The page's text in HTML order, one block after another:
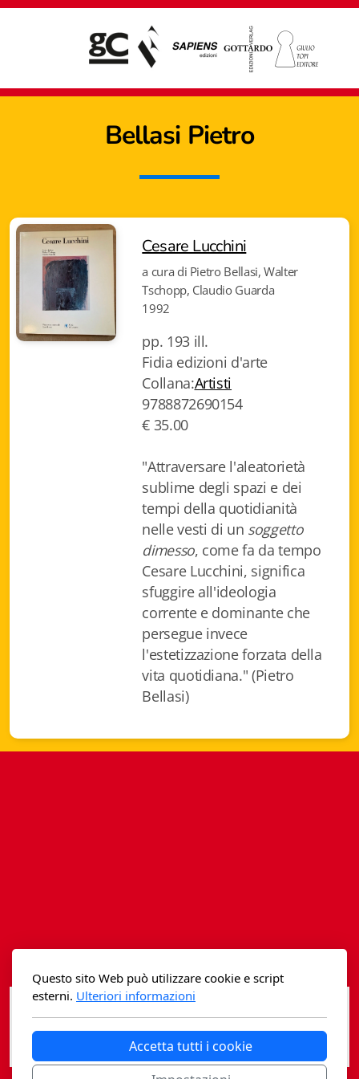
Bellasi Pietro
Cesare Lucchini
a cura di Pietro Bellasi, Walter
Tschopp, Claudio Guarda
1992
pp. 193 ill.
Fidia edizioni d'arte
Collana:Artisti
9788872690154
€ 35.00
"Attraversare l'aleatorietà
sublime degli spazi e dei
tempi della quotidianità
nelle vesti di un soggetto
dimesso, come fa da tempo
Cesare Lucchini, significa
sfuggire all'ideologia
corrente e dominante che
persegue invece
l'estetizzazione forzata della
vita quotidiana." (Pietro
Bellasi)
Questo sito Web può utilizzare cookie e script
esterni. Ulteriori informazioni
Accetta tutti i cookie
Giampiero Casagrande editore
Biblioteca letteraria Nord-Sud
EJO- European Journalism Observatory
iQuaderni - fondazioneculturalecollinadoro
Istituzioni - Società - Cittadini
Testi scolastici
Varia
Fidia edizioni d'arte